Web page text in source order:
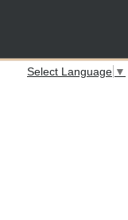
Select Language ▼